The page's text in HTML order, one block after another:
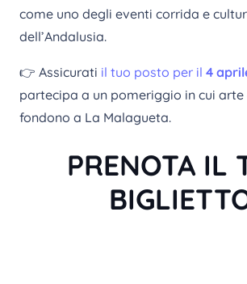
come uno degli eventi corrida e
dell’Andalusia.
👉 Assicurati il tuo posto per il 4
partecipa a un pomeriggio in cui arte
fondono a La Malagueta.
PRENOTA IL